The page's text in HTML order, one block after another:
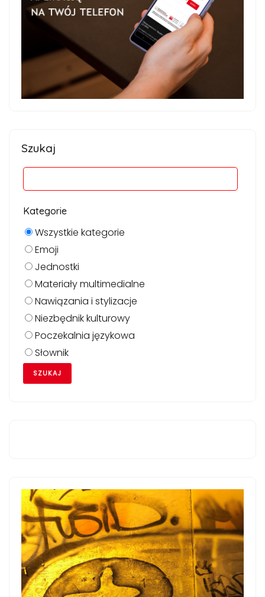
Szukaj
Kategorie
Wszystkie kategorie
Emoji
Jednostki
Materiały multimedialne
Nawiązania i stylizacje
Niezbędnik kulturowy
Poczekalnia językowa
Słownik